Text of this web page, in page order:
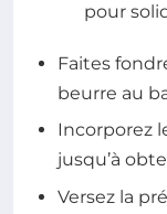
pour
Faites
beurre au
Incorporez
jusqu’à
Versez la